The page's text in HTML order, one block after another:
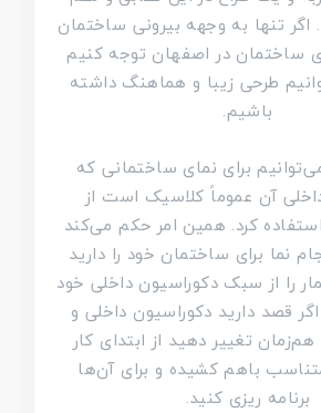
تنها به وجهه بیرونی ساختمان
ساختمان در اصفهان توجه کنیم
طرحی زیبا و هماهنگ داشته
باشیم.
برای نمای ساختمانی که
آن عموماً کلاسیک است از
کرد. همین امر حکم می‌کند
نما برای ساختمان خود را دارید
را از سبک دکوراسیون داخلی خود
قصد دارید دکوراسیون داخلی و
تغییر دهید از ابتدای کار
باهم کشیده و برای آن‌ها
برنامه ریزی کنید.